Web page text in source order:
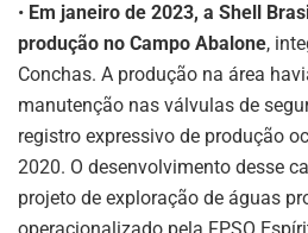
• Em janeiro de 2023, a Shell
produção no Campo Abalone,
Conchas. A produção na área
manutenção nas válvulas de
registro expressivo de produção
2020. O desenvolvimento desse
projeto de exploração de águas